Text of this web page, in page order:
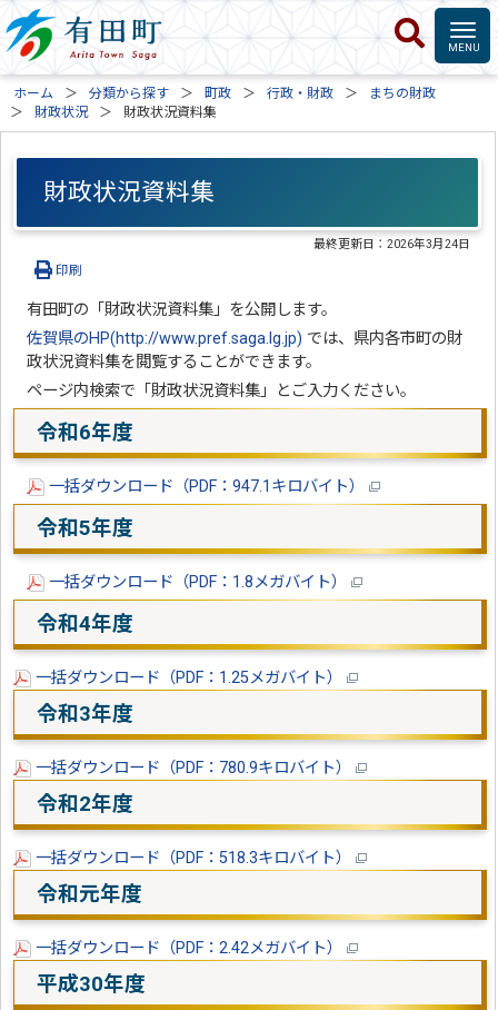
ホーム 分類から探す 町政 行政・財政
まちの財政
財政状況
財政状況資料集
財政状況資料集
最終更新日：2026年3月24日
印刷
有田町の「財政状況資料集」を公開します。
佐賀県のHP(http://www.pref.saga.lg.jp) では、県内各市町の財
政状況資料集を閲覧することができます。
ページ内検索で「財政状況資料集」とご入力ください。
令和6年度
一括ダウンロード（PDF：947.1キロバイト）
令和5年度
一括ダウンロード（PDF：1.8メガバイト）
令和4年度
一括ダウンロード（PDF：1.25メガバイト）
令和3年度
一括ダウンロード（PDF：780.9キロバイト）
令和2年度
一括ダウンロード（PDF：518.3キロバイト）
令和元年度
一括ダウンロード（PDF：2.42メガバイト）
平成30年度